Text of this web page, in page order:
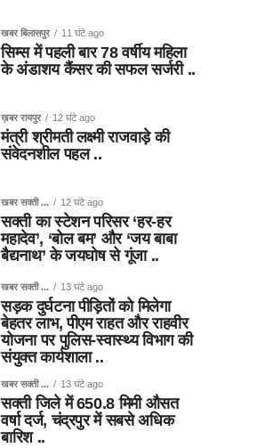
खबर बिलासपुर 11 घंटे ago
सिम्स में पहली बार 78 वर्षीय महिला
के अंडाशय कैंसर की सफल सर्जरी ..
ख़बर रायपुर 12 घंटे ago
मंत्री श्रीमती लक्ष्मी राजवाड़े की
संवेदनशील पहल ..
खबर सक्ती ... 12 घंटे ago
सक्ती का स्टेशन परिसर ‘हर-हर
महादेव’, ‘बोल बम’ और ‘जय बाबा
बैद्यनाथ’ के जयघोष से गूंजा ..
खबर सक्ती ... 13 घंटे ago
सड़क दुर्घटना पीड़ितों को मिलेगा
बेहतर लाभ, पीएम राहत और राहवीर
योजना पर पुलिस-स्वास्थ्य विभाग की
संयुक्त कार्यशाला ..
खबर सक्ती ... 13 घंटे ago
सक्ती जिले में 650.8 मिमी औसत
वर्षा दर्ज, चंद्रपुर में सबसे अधिक
बारिश ..